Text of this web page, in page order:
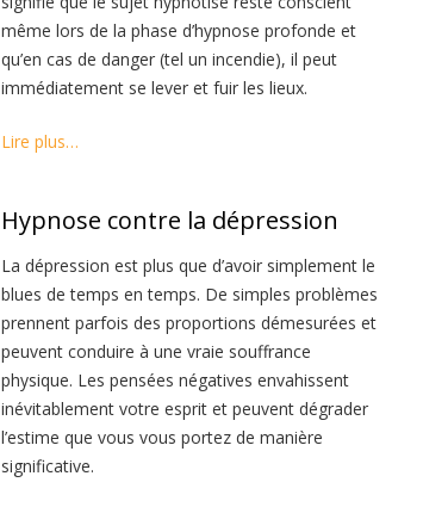
même lors de la phase d’hypnose profonde et
qu’en cas de danger (tel un incendie), il peut
immédiatement se lever et fuir les lieux.
Lire plus…
Hypnose contre la dépression
La dépression est plus que d’avoir simplement le
blues de temps en temps. De simples problèmes
prennent parfois des proportions démesurées et
peuvent conduire à une vraie souffrance
physique. Les pensées négatives envahissent
inévitablement votre esprit et peuvent dégrader
l’estime que vous vous portez de manière
significative.